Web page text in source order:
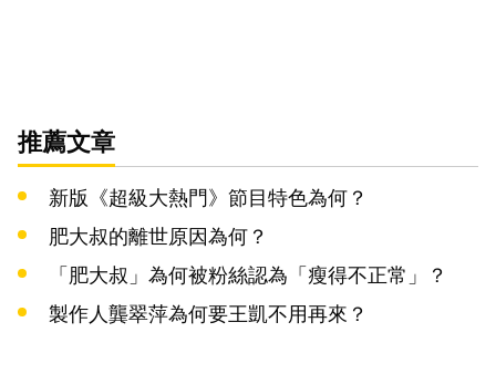
推薦文章
新版《超級大熱門》節目特色為何？
肥大叔的離世原因為何？
「肥大叔」為何被粉絲認為「瘦得不正常」？
製作人龔翠萍為何要王凱不用再來？